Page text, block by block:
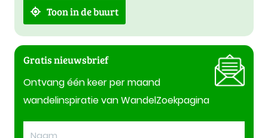
Toon in de buurt
Gratis nieuwsbrief
Ontvang één keer per maand
wandelinspiratie van WandelZoekpagina